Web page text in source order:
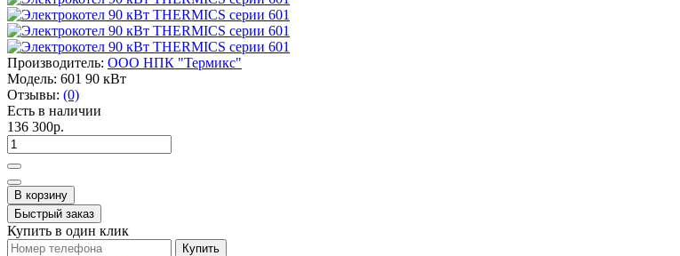
Производитель: ООО НПК "Термикс"
Модель: 601 90 кВт
Отзывы: (0)
Есть в наличии
136 300р.
В корзину
Быстрый заказ
Купить в один клик
Купить